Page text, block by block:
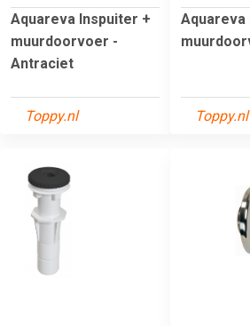
Aquareva Inspuiter +
muurdoorvoer -
Antraciet
Toppy.nl
Aquareva
Toppy.nl